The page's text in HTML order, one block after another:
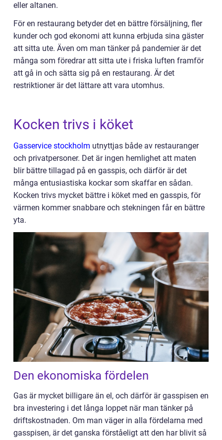
eller altanen.
För en restaurang betyder det en bättre försäljning, fler
kunder och god ekonomi att kunna erbjuda sina gäster
att sitta ute. Även om man tänker på pandemier är det
många som föredrar att sitta ute i friska luften framför
att gå in och sätta sig på en restaurang. Är det
restriktioner är det lättare att vara utomhus.
Kocken trivs i köket
Gasservice stockholm utnyttjas både av restauranger
och privatpersoner. Det är ingen hemlighet att maten
blir bättre tillagad på en gasspis, och därför är det
många entusiastiska kockar som skaffar en sådan.
Kocken trivs mycket bättre i köket med en gasspis, för
värmen kommer snabbare och stekningen får en bättre
yta.
Den ekonomiska fördelen
Gas är mycket billigare än el, och därför är gasspisen en
bra investering i det långa loppet när man tänker på
driftskostnaden. Om man väger in alla fördelarna med
gasspisen, är det ganska förståeligt att den har blivit så